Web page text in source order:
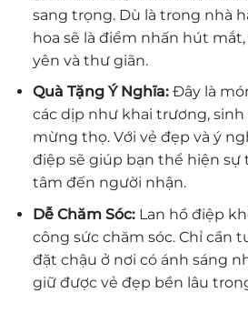
sang trọng. Dù là trong nhà
hoa sẽ là điểm nhấn hút
yên và thư giãn.
Quà Tặng Ý Nghĩa:Đây là
các dịp như khai trương,
mừng thọ. Với vẻ đẹp và ý
điệp sẽ giúp bạn thể hiện sự
tâm đến người nhận.
Dễ Chăm Sóc:Lan hồ điệp
công sức chăm sóc. Chỉ cần
đặt chậu ở nơi có ánh sáng
giữ được vẻ đẹp bền lâu